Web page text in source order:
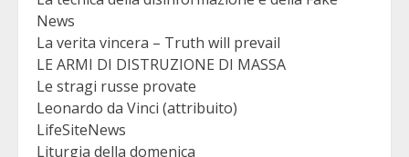
News
La verita vincera – Truth will prevail
LE ARMI DI DISTRUZIONE DI MASSA
Le stragi russe provate
Leonardo da Vinci (attribuito)
LifeSiteNews
Liturgia della domenica